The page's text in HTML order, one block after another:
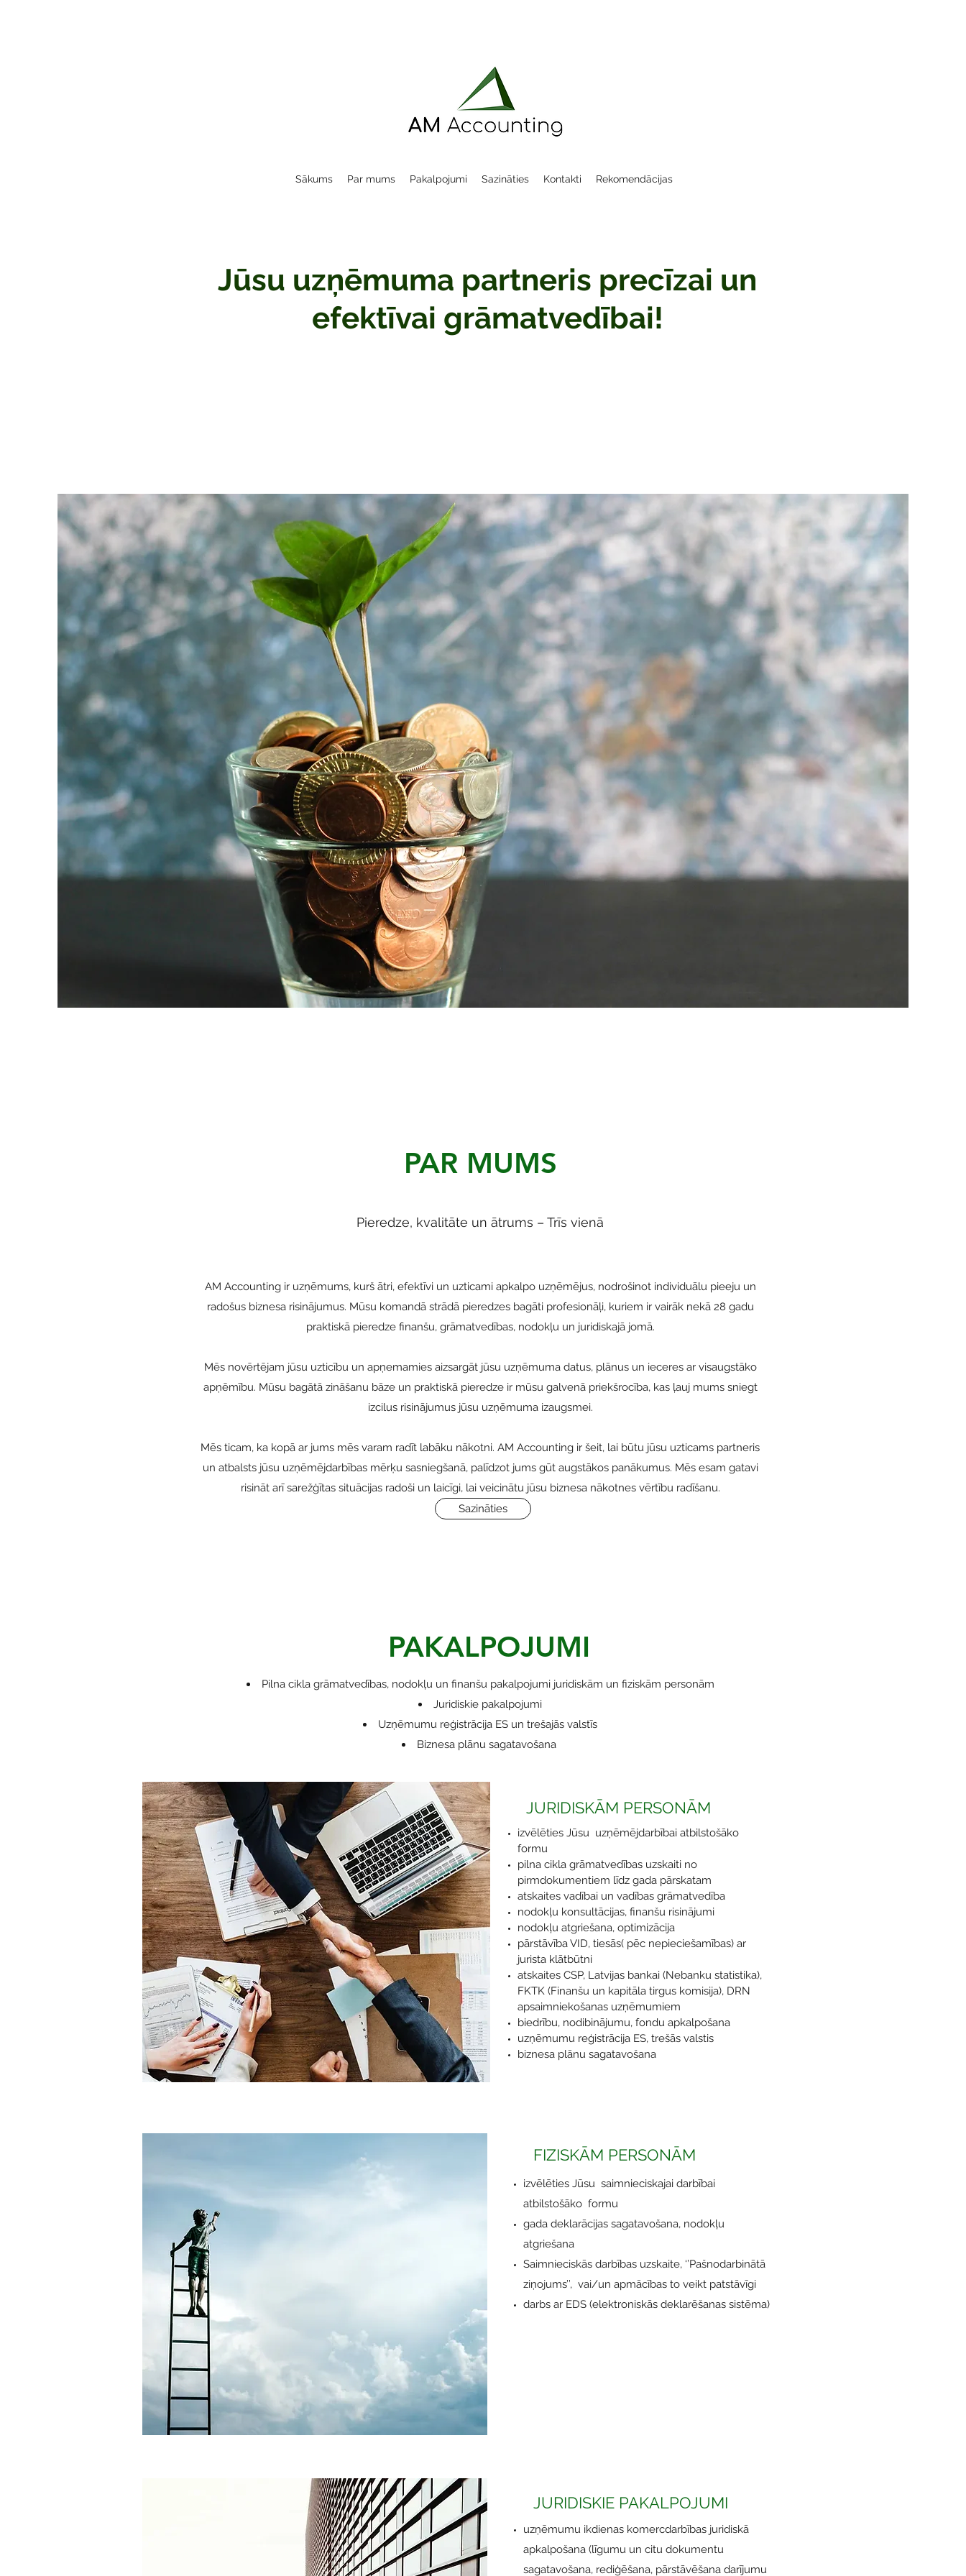
Sākums Par mums Pakalpojumi Sazināties Kontakti Rekomendācijas
Jūsu uzņēmuma partneris precīzai un
efektīvai grāmatvedībai!
PAR MUMS
Pieredze, kvalitāte un ātrums – Trīs vienā
AM Accounting ir uzņēmums, kurš ātri, efektīvi un uzticami apkalpo uzņēmējus, nodrošinot individuālu pieeju un
radošus biznesa risinājumus. Mūsu komandā strādā pieredzes bagāti profesionāļi, kuriem ir vairāk nekā 28 gadu
praktiskā pieredze finanšu, grāmatvedības, nodokļu un juridiskajā jomā.
Mēs novērtējam jūsu uzticību un apņemamies aizsargāt jūsu uzņēmuma datus, plānus un ieceres ar visaugstāko
apņēmību. Mūsu bagātā zināšanu bāze un praktiskā pieredze ir mūsu galvenā priekšrocība, kas ļauj mums sniegt
izcilus risinājumus jūsu uzņēmuma izaugsmei.
Mēs ticam, ka kopā ar jums mēs varam radīt labāku nākotni. AM Accounting ir šeit, lai būtu jūsu uzticams partneris
un atbalsts jūsu uzņēmējdarbības mērķu sasniegšanā, palīdzot jums gūt augstākos panākumus. Mēs esam gatavi
risināt arī sarežģītas situācijas radoši un laicīgi, lai veicinātu jūsu biznesa nākotnes vērtību radīšanu.
Sazināties
PAKALPOJUMI
Pilna cikla grāmatvedības, nodokļu un finanšu pakalpojumi juridiskām un fiziskām personām
Juridiskie pakalpojumi
Uzņēmumu reģistrācija ES un trešajās valstīs
Biznesa plānu sagatavošana
JURIDISKĀM PERSONĀM
izvēlēties Jūsu uzņēmējdarbībai atbilstošāko
formu
pilna cikla grāmatvedības uzskaiti no
pirmdokumentiem līdz gada pārskatam
atskaites vadībai un vadības grāmatvedība
nodokļu konsultācijas, finanšu risinājumi
nodokļu atgriešana, optimizācija
pārstāvība VID, tiesās( pēc nepieciešamības) ar
jurista klātbūtni
atskaites CSP, Latvijas bankai (Nebanku statistika),
FKTK (Finanšu un kapitāla tirgus komisija), DRN
apsaimniekošanas uzņēmumiem
biedrību, nodibinājumu, fondu apkalpošana
uzņēmumu reģistrācija ES, trešās valstis
biznesa plānu sagatavošana
FIZISKĀM PERSONĀM
izvēlēties Jūsu saimnieciskajai darbībai
atbilstošāko formu
gada deklarācijas sagatavošana, nodokļu
atgriešana
Saimnieciskās darbības uzskaite, ‘’Pašnodarbinātā
ziņojums’’, vai/un apmācības to veikt patstāvīgi
darbs ar EDS (elektroniskās deklarēšanas sistēma)
JURIDISKIE PAKALPOJUMI
uzņēmumu ikdienas komercdarbības juridiskā
apkalpošana (līgumu un citu dokumentu
sagatavošana, rediģēšana, pārstāvēšana darījumu